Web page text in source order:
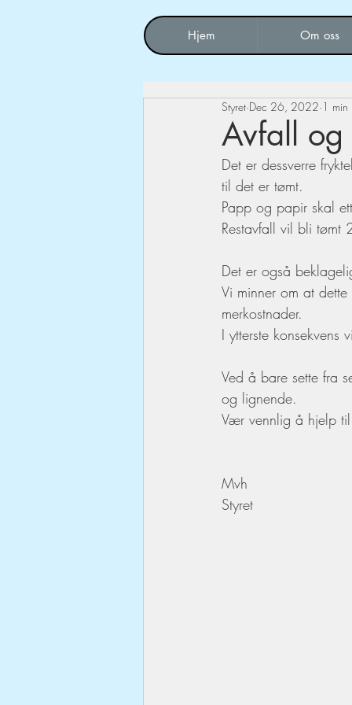
Hjem Om oss
Avfall og
Styret Dec 26, 2022 1 min
Det er dessverre
til det er tømt.
Papp og papir skal
Restavfall vil bli tømt
Det er også
Vi minner om at
merkostnader.
I ytterste
Ved å bare sette fra
og lignende.
Vær vennlig å hjelp
Mvh
Styret